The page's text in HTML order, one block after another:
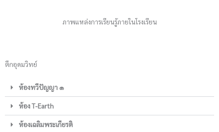
ภาพแหล่งการเรียนรู้ภายในโรงเรียน
ตึกอุดมวิทย์
ห้องทวีปัญญา ๑
ห้อง T-Earth
ห้องเฉลิมพระเกียรติ